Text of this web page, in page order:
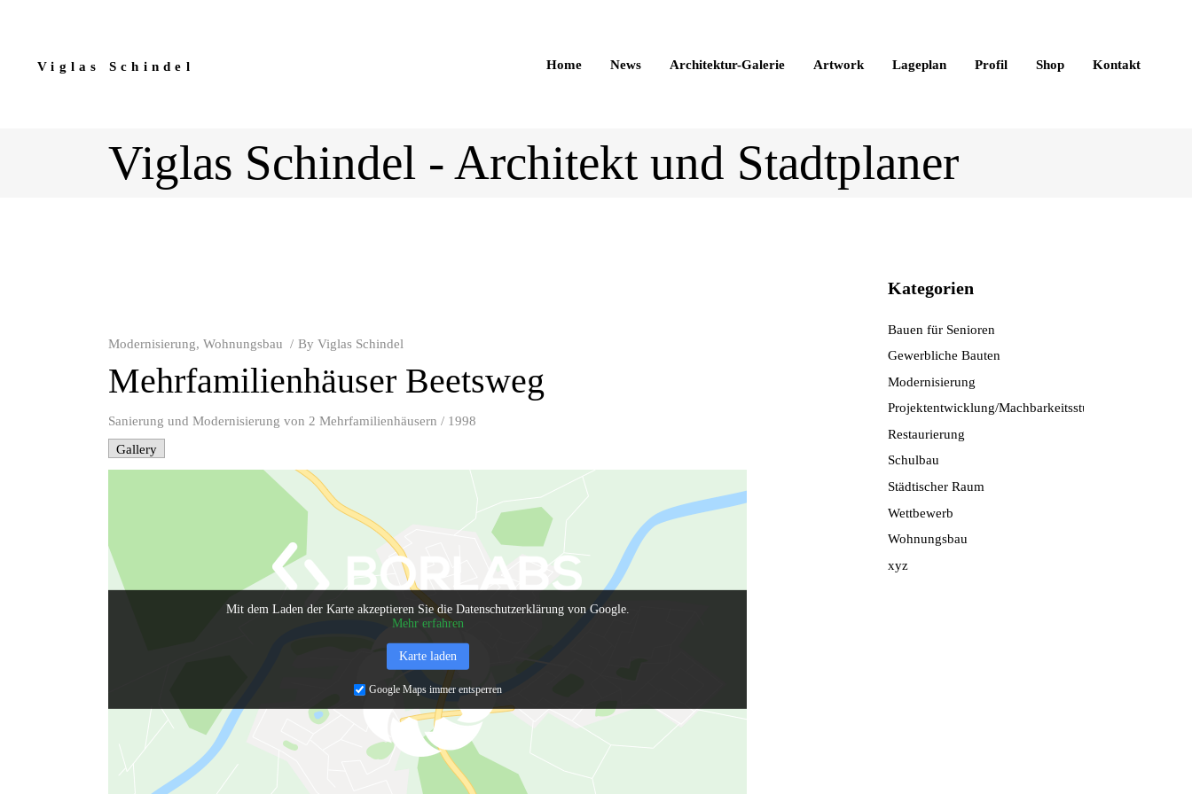
Viglas Schindel Home News Architektur-Galerie Artwork Lageplan Profil Shop Kontakt
Viglas Schindel - Architekt und Stadtplaner
Modernisierung, Wohnungsbau By Viglas Schindel
Mehrfamilienhäuser Beetsweg
Sanierung und Modernisierung von 2 Mehrfamilienhäusern / 1998
Gallery
Mit dem Laden der Karte akzeptieren Sie die Datenschutzerklärung von Google.
Mehr erfahren
Karte laden
Google Maps immer entsperren
Kategorien
Bauen für Senioren
Gewerbliche Bauten
Modernisierung
Projektentwicklung/Machbarkeitsstudie
Restaurierung
Schulbau
Städtischer Raum
Wettbewerb
Wohnungsbau
xyz